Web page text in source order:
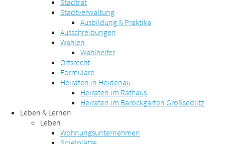
Stadtrat
Stadtverwaltung
Ausbildung & Praktika
Ausschreibungen
Wahlen
Wahlhelfer
Ortsrecht
Formulare
Heiraten in Heidenau
Heiraten im Rathaus
Heiraten im Barockgarten Großsedlitz
Leben & Lernen
Leben
Wohnungsunternehmen